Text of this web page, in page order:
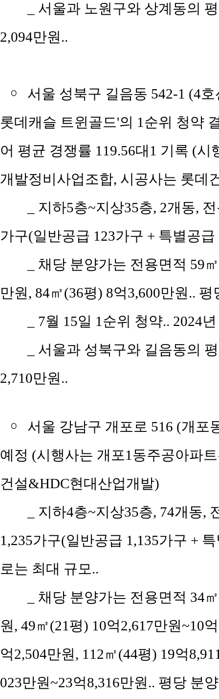
_ 서울과 노원구와 상계동의
2,094만원..
￮
서울 성북구 길음동 542-1 (4
롯데캐슬 트윈골드'의 1순위 청약
어 평균 경쟁률 119.56대1 기록 (
개발정비사업조합, 시공사는 롯데
_ 지하5층~지상35층, 2개동,
가구(일반공급 123가구 + 특별공급
_ 채당 분양가는 전용면적 59
만원, 84㎡(36평) 8억3,600만원..
_ 7월 15일 1순위 청약.. 2024
_ 서울과 성북구와 길음동의
2,710만원..
￮
서울 강남구 개포로 516 (개포
예정 (시행사는 개포1동주공아파
건설&HDC현대산업개발)
_ 지하4층~지상35층, 74개동,
1,235가구(일반공급 1,135가구 +
로는 최대 규모..
_ 채당 분양가는 전용면적 34
원, 49㎡(21평) 10억2,617만원~10
억2,504만원, 112㎡(44평) 19억
023만원~23억8,316만원.. 평당 분